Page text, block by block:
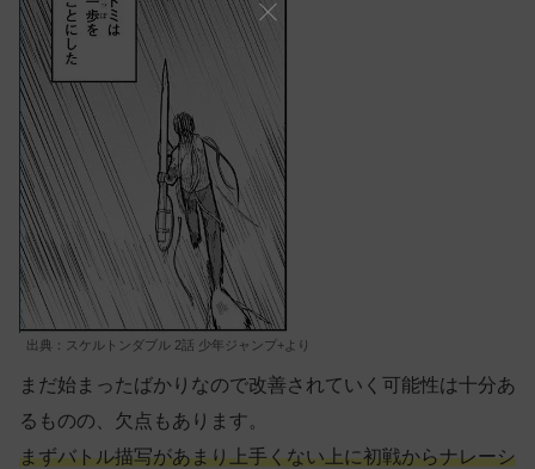
出典：スケルトンダブル 2話 少年ジャンプ+より
まだ始まったばかりなので改善されていく可能性は十分あ
るものの、欠点もあります。
まずバトル描写があまり上手くない上に初戦からナレーシ